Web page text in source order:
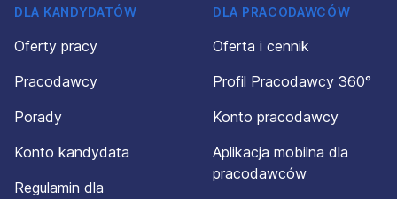
DLA KANDYDATÓW
Oferty pracy
Pracodawcy
Porady
Konto kandydata
Regulamin dla
DLA PRACODAWCÓW
Oferta i cennik
Profil Pracodawcy 360°
Konto pracodawcy
Aplikacja mobilna dla
pracodawców